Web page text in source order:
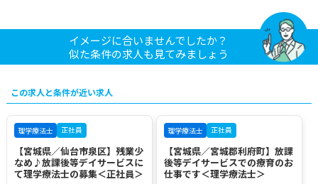
イメージに合いませんでしたか？
似た条件の求人も見てみましょう
この求人と条件が近い求人
理学療法士 正社員
【宮城県／仙台市泉区】残業少
なめ♪放課後等デイサービスに
て理学療法士の募集＜正社員＞
理学療法士 正社員
【宮城県／宮城郡利府町】放課
後等デイサービスでの療育のお
仕事です＜理学療法士＞